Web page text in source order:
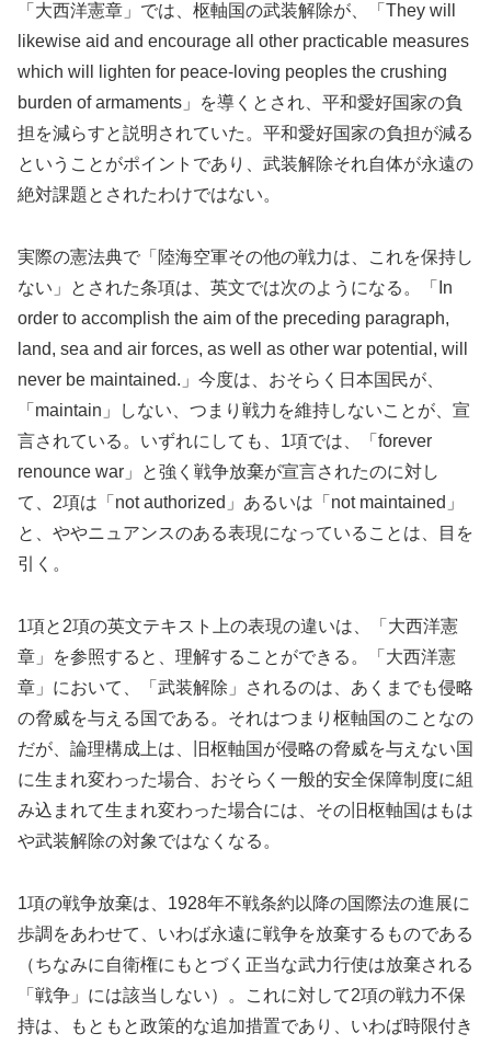
「大西洋憲章」では、枢軸国の武装解除が、「They will
likewise aid and encourage all other practicable measures
which will lighten for peace-loving peoples the crushing
burden of armaments」を導くとされ、平和愛好国家の負
担を減らすと説明されていた。平和愛好国家の負担が減る
ということがポイントであり、武装解除それ自体が永遠の
絶対課題とされたわけではない。
実際の憲法典で「陸海空軍その他の戦力は、これを保持し
ない」とされた条項は、英文では次のようになる。「In
order to accomplish the aim of the preceding paragraph,
land, sea and air forces, as well as other war potential, will
never be maintained.」今度は、おそらく日本国民が、
「maintain」しない、つまり戦力を維持しないことが、宣
言されている。いずれにしても、1項では、「forever
renounce war」と強く戦争放棄が宣言されたのに対し
て、2項は「not authorized」あるいは「not maintained」
と、ややニュアンスのある表現になっていることは、目を
引く。
1項と2項の英文テキスト上の表現の違いは、「大西洋憲
章」を参照すると、理解することができる。「大西洋憲
章」において、「武装解除」されるのは、あくまでも侵略
の脅威を与える国である。それはつまり枢軸国のことなの
だが、論理構成上は、旧枢軸国が侵略の脅威を与えない国
に生まれ変わった場合、おそらく一般的安全保障制度に組
み込まれて生まれ変わった場合には、その旧枢軸国はもは
や武装解除の対象ではなくなる。
1項の戦争放棄は、1928年不戦条約以降の国際法の進展に
歩調をあわせて、いわば永遠に戦争を放棄するものである
（ちなみに自衛権にもとづく正当な武力行使は放棄される
「戦争」には該当しない）。これに対して2項の戦力不保
持は、もともと政策的な追加措置であり、いわば時限付き